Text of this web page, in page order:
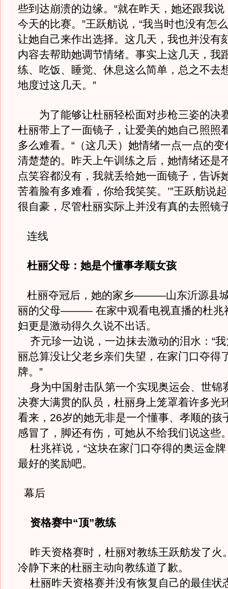
些到达崩溃的边缘。“就在昨天，她还跟我
今天的比赛。”王跃舫说，“我当时也没有怎
让她自己来作出选择。这几天，我也并没有
内容去帮助她调节情绪。事实上这几天，我
练、吃饭、睡觉、休息这么简单，总之不去
地度过这几天。”
为了能够让杜丽轻松面对步枪三姿的决
杜丽带上了一面镜子，让爱美的她自己照照
多么难看。“（这几天）她情绪一点一点的
清楚楚的。昨天上午训练之后，她情绪还是
点笑容都没有，我就丢给她一面镜子，告诉
苦着脸有多难看，你给我笑笑。’”王跃舫说
很自豪，尽管杜丽实际上并没有真的去照镜
连线
杜丽父母：她是个懂事孝顺女孩
杜丽夺冠后，她的家乡———山东沂源县
丽的父母——— 在家中观看电视直播的杜兆
妇更是激动得久久说不出话。
齐元珍一边说，一边抹去激动的泪水：“
丽总算没让父老乡亲们失望，在家门口夺得
牌。”
身为中国射击队第一个实现奥运会、世锦
决赛大满贯的队员，杜丽身上笼罩着许多光
看来，26岁的她无非是一个懂事、孝顺的孩
感冒了，脚还有伤，可她从不给我们说这些
杜兆祥说，“这块在家门口夺得的奥运金
最好的奖励吧。
幕后
资格赛中“顶”教练
昨天资格赛时，杜丽对教练王跃舫发了火
冷静下来的杜丽主动向教练道了歉。
杜丽昨天资格赛并没有恢复自己的最佳状